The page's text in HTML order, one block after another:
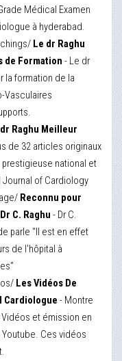
Médical Examen
à hyderabad.
Le dr Raghu
de Formation - Le dr
la formation de la
Vasculaires
Raghu Meilleur
de 32 articles originaux
prestigieuse national et
of Cardiology
Reconnu pour
C. Raghu - Dr C.
parle "Il est en effet
de l'hôpital à
Les Vidéos De
Cardiologue - Montre
et émission en
Ces vidéos